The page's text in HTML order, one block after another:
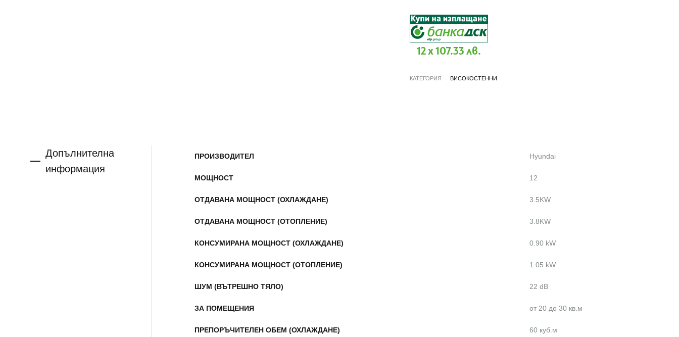
12 x 107.33 лв.
КАТЕГОРИЯ ВИСОКОСТЕННИ
Допълнителна
информация
ПРОИЗВОДИТЕЛ Hyundai
МОЩНОСТ 12
ОТДАВАНА МОЩНОСТ (ОХЛАЖДАНЕ) 3.5KW
ОТДАВАНА МОЩНОСТ (ОТОПЛЕНИЕ) 3.8KW
КОНСУМИРАНА МОЩНОСТ (ОХЛАЖДАНЕ) 0.90 kW
КОНСУМИРАНА МОЩНОСТ (ОТОПЛЕНИЕ) 1.05 kW
ШУМ (ВЪТРЕШНО ТЯЛО) 22 dB
ЗА ПОМЕЩЕНИЯ от 20 до 30 кв.м
ПРЕПОРЪЧИТЕЛЕН ОБЕМ (ОХЛАЖДАНЕ) 60 куб.м